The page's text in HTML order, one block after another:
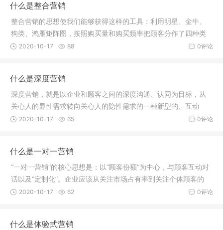
什么是整合营销
整合营销的思想使我们能够获得这样的工具：利用明星、金牛、
狗类、鸿雁矩阵图，按照购买量和购买频率把顾客分作了四种类
型，寻找
0评论
2020-10-17 88
什么是深度营销
深度营销，就是以企业和顾客之间的深度沟通、认同为目标，从
关心人的显性需求转向关心人的隐性需求的一种新型的、互动
的、更加人
0评论
2020-10-17 65
什么是一对一营销
“一对一营销”的核心思想是：以“顾客份额”为中心，与顾客互动对
话以及“定制化”。企业应该从关注市场占有率到关注个体顾客的
0评论
2020-10-17 62
什么是体验式营销